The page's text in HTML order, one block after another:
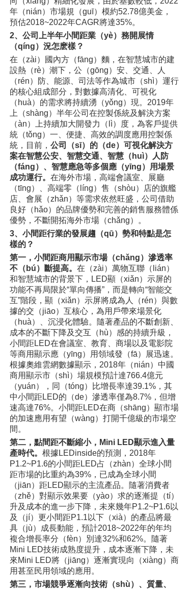
年（nián）市場規（guī）模約52.78億美金，
預估2018~2022年CAGR將達35%。
2、公司上半年小間距業（yè）務開展情
（qíng）況怎麽樣？
在（zài）國內方（fāng）麵，在智慧城市的建
設熱（rè）潮下，公（gōng）安、交通、人
（rén）防、能源、司法等作為城市（shì）運行
的核心組成部分，對數據高清化、可視化
（huà）的需求將持續湧（yǒng）現。2019年
上（shàng）半年公司在控製係統及解決方案
（àn）上持續加大開發力（lì）度，為客戶提供
統（tǒng）一、便捷、高效的調度應用控製係
統，目前，公司（sī）的（de）可視化解決方
案在智慧公安、智慧交通、智慧（huì）人防
（fáng）、智慧應急等多個應（yīng）用場景
成功運行。在海外市場，高端會議室、展廳
（tīng）、高端零（líng）售（shòu）店的旗艦
店、會展（zhǎn）等需求依然旺盛，公司借助
良好（hǎo）的品牌優勢和完善的銷售服務體係
優勢，不斷開拓海外市場（chǎng）。
3、小間距行業的發展趨（qū）勢和特點是怎
樣的？
第一，小間距商用顯示市場（chǎng）滲透率
不（bú）斷提高。在（zài）萬物互聯（lián）
和智慧城市的背景下，LED顯（xiǎn）示屏的
功能不再局限於“單向傳播”，而是轉向“智能交
互”階段，顯（xiǎn）示屏將成為人（rén）與數
據的交（jiāo）互核心，為用戶帶來場景化
（huà）、沉浸化體驗。隨著產品的不斷創新、
成本的不斷下降及交互（hù）感的持續升級，
小間距LED在會議室、教育、商場以及電影院
等商用顯示應（yīng）用領域發（fā）展迅速。
根據奧維雲網數據顯示，2018年（nián）中國
商用顯示市（shì）場規模預計達766.4億元
（yuán），同（tóng）比增長率達39.1%，其
中小間距LED的（de）滲透率僅為8.7%，但增
速高達76%。小間距LED在商（shāng）顯市場
的加速應用有望（wàng）打開千億級的市場空
間。
第二，點間距不斷縮小，Mini LED顯示進入量
產時代。根據LEDinside的預測，2018年
P1.2~P1.6的小間距LED占（zhàn）全球小間
距市場的比重約為39%，已成為全球小間
（jiān）距LED顯示的主流產品。隨著消費者
（zhě）對顯示效果要（yào）求的逐漸提（tí）
升及成本的進一步下降，未來幾年P1.2~P1.6以
及（jí）更小間距P1.1以下（xià）的產品將最
具（jù）成長動能，預計2018~2022年的年均
複合增長率分（fèn）別達32%和62%。隨著
Mini LED技術成熟度提升，成本逐漸下降，未
來Mini LED將（jiāng）逐漸實現向（xiàng）商
用甚至民用領域的應用。
第三，市場競爭逐漸向技術（shù）、質量、